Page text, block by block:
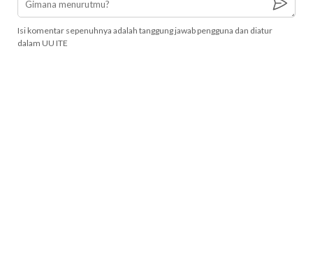
Isi komentar sepenuhnya adalah tanggung jawab pengguna dan diatur
dalam UU ITE